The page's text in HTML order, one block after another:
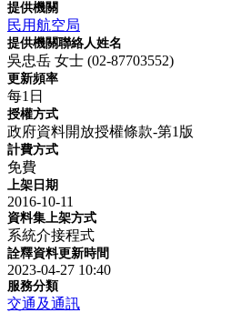
提供機關
民用航空局
提供機關聯絡人姓名
吳忠岳 女士 (02-87703552)
更新頻率
每1日
授權方式
政府資料開放授權條款-第1版
計費方式
免費
上架日期
2016-10-11
資料集上架方式
系統介接程式
詮釋資料更新時間
2023-04-27 10:40
服務分類
交通及通訊